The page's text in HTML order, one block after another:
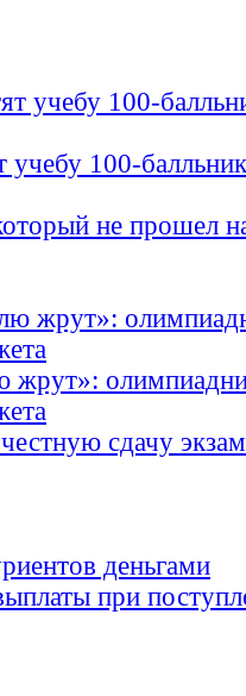
100-
не прошел
жрут»:
сдачу
деньгами
при